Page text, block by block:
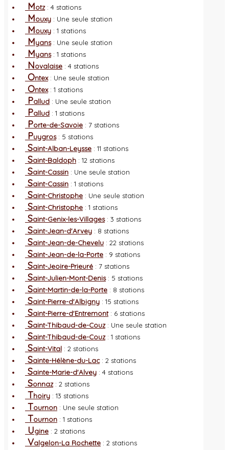
Motz: 4 stations
Mouxy : Une seule station
Mouxy : 1 stations
Myans: Une seule station
Myans: 1 stations
Novalaise : 4 stations
Ontex: Une seule station
Ontex: 1 stations
Pallud : Une seule station
Pallud : 1 stations
Porte-de-Savoie : 7 stations
Puygros: 5 stations
Saint-Alban-Leysse : 11 stations
Saint-Baldoph : 12 stations
Saint-Cassin : Une seule station
Saint-Cassin : 1 stations
Saint-Christophe : Une seule station
Saint-Christophe : 1 stations
Saint-Genix-les-Villages: 3 stations
Saint-Jean-d'Arvey : 8 stations
Saint-Jean-de-Chevelu : 22 stations
Saint-Jean-de-la-Porte : 9 stations
Saint-Jeoire-Prieuré : 7 stations
Saint-Julien-Mont-Denis: 5 stations
Saint-Martin-de-la-Porte : 8 stations
Saint-Pierre-d'Albigny : 15 stations
Saint-Pierre-d'Entremont: 6 stations
Saint-Thibaud-de-Couz: Une seule station
Saint-Thibaud-de-Couz: 1 stations
Saint-Vital : 2 stations
Sainte-Hélène-du-Lac: 2 stations
Sainte-Marie-d'Alvey : 4 stations
Sonnaz: 2 stations
Thoiry : 13 stations
Tournon : Une seule station
Tournon : 1 stations
Ugine : 2 stations
Valgelon-La Rochette : 2 stations